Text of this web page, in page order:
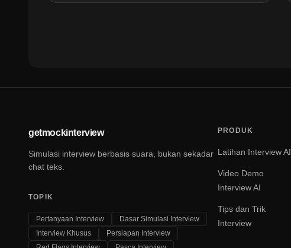
getmockinterview
Simulasi interview berbasis suara, bukan sekadar
chat teks.
TOPIK
Pertanyaan Interview
Dasar Simulasi Interview
Interview Khusus
Persiapan Interview
PRODUK
Latihan Interview AI
Video Demo
Interview AI
Tips dan Trik
Interview